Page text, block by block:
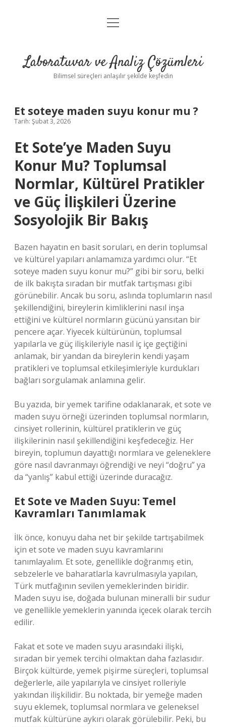
Anasayfa
Yasal Uyarı
menüyü
Laboratuvar ve Analiz Çözümleri
Bilimsel süreçleri anlaşılır şekilde keşfedin
Et soteye maden suyu konur mu ?
Tarih: Şubat 3, 2026
Et Sote’ye Maden Suyu
Konur Mu? Toplumsal
Normlar, Kültürel Pratikler
ve Güç İlişkileri Üzerine
Sosyolojik Bir Bakış
Bazen hayatın en basit soruları, en derin toplumsal
ve kültürel yapıları anlamamıza yardımcı olur. “Et
soteye maden suyu konur mu?” gibi bir soru, belki
de ilk bakışta sıradan bir mutfak tartışması gibi
görünebilir. Ancak bu soru, aslında toplumların nasıl
şekillendiğini, bireylerin kimliklerini nasıl inşa
ettiğini ve kültürel normların gücünü yansıtan bir
pencere açar. Yiyecek kültürünün, toplumsal
yapılarla ve güç ilişkileriyle nasıl iç içe geçtiğini
anlamak, bir yandan da bireylerin kendi yaşam
pratikleri ve toplumsal etkileşimleriyle kurdukları
bağları sorgulamak anlamına gelir.
Bu yazıda, bir yemek tarifine odaklanarak, et sote ve
maden suyu örneği üzerinden toplumsal normların,
cinsiyet rollerinin, kültürel pratiklerin ve güç
ilişkilerinin nasıl şekillendiğini keşfedeceğiz. Her
bireyin, toplumun dayattığı normlara ve geleneklere
göre nasıl davranmayı öğrendiği ve neyi “doğru” ya
da “yanlış” kabul ettiği üzerinde duracağız.
Et Sote ve Maden Suyu: Temel
Kavramları Tanımlamak
İlk önce, konuyu daha net bir şekilde tartışabilmek
için et sote ve maden suyu kavramlarını
tanımlayalım. Et sote, genellikle doğranmış etin,
sebzelerle ve baharatlarla kavrulmasıyla yapılan,
Türk mutfağının sevilen yemeklerinden biridir.
Maden suyu ise, doğada bulunan mineralli bir sudur
ve genellikle yemeklerin yanında içecek olarak tercih
edilir.
Fakat et sote ve maden suyu arasındaki ilişki,
sıradan bir yemek tercihi olmaktan daha fazlasıdır.
Birçok kültürde, yemek pişirme süreçleri, toplumsal
değerlerle, aile yapılarıyla ve cinsiyet rolleriyle
yakından ilişkilidir. Bu noktada, bir yemeğe maden
suyu eklemek, toplumsal normlara ve geleneksel
mutfak kültürüne aykırı olarak görülebilir. Peki, bu